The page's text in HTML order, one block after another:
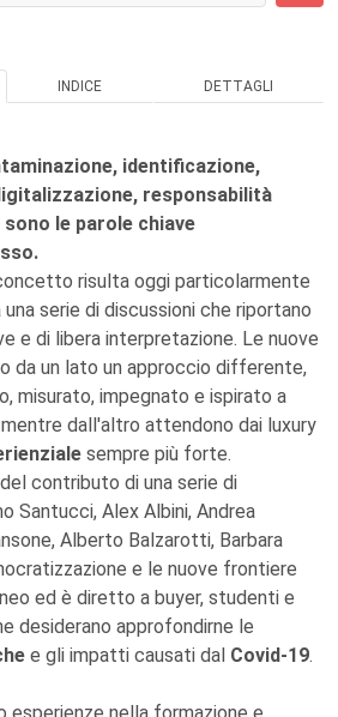
INDICE DETTAGLI
identificazione,
responsabilità
le parole chiave
risulta oggi particolarmente
serie di discussioni che riportano
e di libera interpretazione. Le nuove
da un lato un approccio differente,
misurato, impegnato e ispirato a
dall'altro attendono dai luxury
sempre più forte.
contributo di una serie di
Santucci, Alex Albini, Andrea
Alberto Balzarotti, Barbara
e le nuove frontiere
ed è diretto a buyer, studenti e
desiderano approfondirne le
e gli impatti causati dal Covid-19.